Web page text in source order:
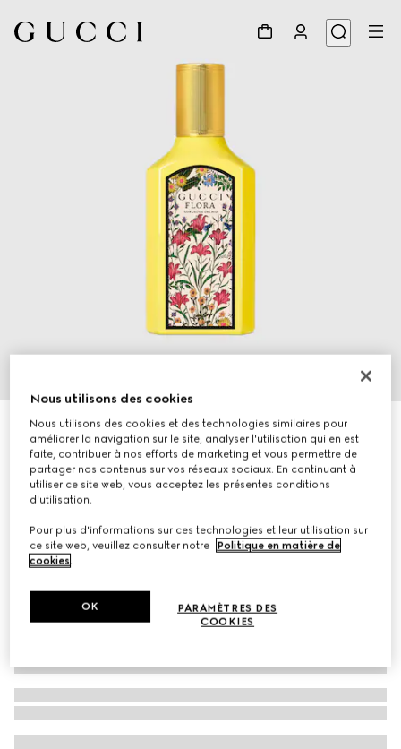
Exclusivité En Ligne
Gucci Flora Gorgeous Orchid, 50 ml, eau de parfum
CA$173
Nous utilisons des cookies
Nous utilisons des cookies et des technologies similaires pour
améliorer la navigation sur le site, analyser l'utilisation qui en est
faite, contribuer à nos efforts de marketing et vous permettre de
partager nos contenus sur vos réseaux sociaux. En continuant à
utiliser ce site web, vous acceptez les présentes conditions
d'utilisation.
Pour plus d'informations sur ces technologies et leur utilisation sur
ce site web, veuillez consulter notre
Politique en matière de
cookies.
PARAMÈTRES DES
COOKIES
OK